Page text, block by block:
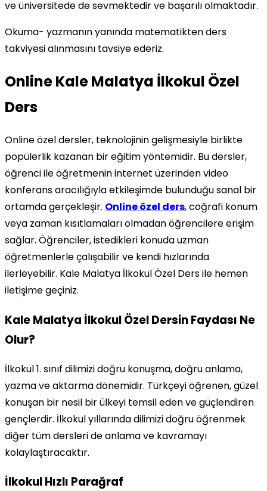
ve üniversitede de sevmektedir ve başarılı olmaktadır.
Okuma- yazmanın yanında matematikten ders
takviyesi alınmasını tavsiye ederiz.
Online Kale Malatya İlkokul Özel
Ders
Online özel dersler, teknolojinin gelişmesiyle birlikte
popülerlik kazanan bir eğitim yöntemidir. Bu dersler,
öğrenci ile öğretmenin internet üzerinden video
konferans aracılığıyla etkileşimde bulunduğu sanal bir
ortamda gerçekleşir. Online özel ders, coğrafi konum
veya zaman kısıtlamaları olmadan öğrencilere erişim
sağlar. Öğrenciler, istedikleri konuda uzman
öğretmenlerle çalışabilir ve kendi hızlarında
ilerleyebilir. Kale Malatya İlkokul Özel Ders ile hemen
iletişime geçiniz.
Kale Malatya İlkokul Özel Dersin Faydası Ne
Olur?
İlkokul 1. sınıf dilimizi doğru konuşma, doğru anlama,
yazma ve aktarma dönemidir. Türkçeyi öğrenen, güzel
konuşan bir nesil bir ülkeyi temsil eden ve güçlendiren
gençlerdir. İlkokul yıllarında dilimizi doğru öğrenmek
diğer tüm dersleri de anlama ve kavramayı
kolaylaştıracaktır.
İlkokul Hızlı Parağraf